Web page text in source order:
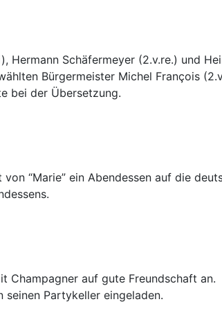
Schäfermeyer (2.v.re.) und
Bürgermeister Michel François
bei der Übersetzung.
“Marie” ein Abendessen auf die
Champagner auf gute Freundschaft an.
Partykeller eingeladen.